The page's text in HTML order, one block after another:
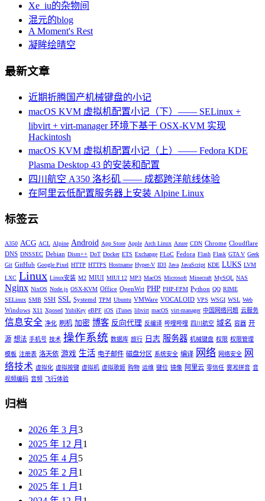
Xe_iu的杂物间
混元的blog
A Moment's Rest
凝眸绘晴空
最新文章
近期折腾国产机械键盘的小记
macOS KVM 虚拟机配置小记（下）—— SELinux +
libvirt + virt-manager 环境下基于 OSX-KVM 实现
Hackintosh
macOS KVM 虚拟机配置小记（上）—— Fedora KDE
Plasma Desktop 43 的安装和配置
四川航空 A350 洛杉矶 —— 成都跨洋航线体验
在阿里云低配置服务器上安装 Alpine Linux
标签云
A350 ACG ACL Alpine Android App Store Apple Arch Linux Azure CDN Chrome Cloudflare
DNS DNSSEC Debian Dism++ DoT Docker ETS Exchange FLoC Fedora Flash Flask GTA V Geek
Git GitHub Google Pixel HTTP HTTPS Hostname Hyper-V ID3 Java JavaScript KDE LUKS LVM
LXC Linux Linux安装 M2 MIUI MIUI 12 MP3 MacOS Microsoft Minecraft MySQL NAS
Nginx NixOS Node.js OSX-KVM Office OpenWrt PHP PHP-FPM Python QQ RIME
SELinux SMB SSH SSL Systemd TPM Ubuntu VMWare VOCALOID VPS WSGI WSL Web
Windows X11 Xposed YubiKey eBPF iOS iTunes libvirt macOS virt-manager 中国网络问题 云服务
信息安全 净化 刷机 加密 博客 反向代理 反编译 哔哩哔哩 四川航空 域名 容器 开
源 想法 手机号 技术 操作系统 数据库 旅行 日志 服务器 机械键盘 权限 权限管理
模板 注册表 洛天依 游戏 生活 电子邮件 磁盘分区 系统安全 编译 网络 网络安全
网
络技术 虚拟化 虚拟按键 虚拟机 虚拟歌姬 购物 运维 键位 镜像 阿里云 零信任 雾凇拼音 音
视频编码 音频 飞行体验
归档
2026 年 3 月 3
2025 年 12 月 1
2025 年 4 月 5
2025 年 2 月 1
2025 年 1 月 1